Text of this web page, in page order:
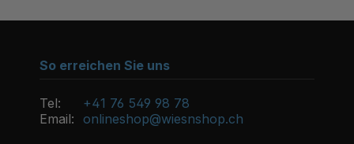
So erreichen Sie uns
Tel:
+41 76 549 98 78
Email: onlineshop@wiesnshop.ch